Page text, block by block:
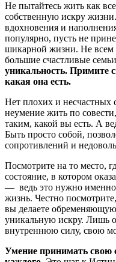
Не пытайтесь жить как
собственную искру
вдохновения и
популярно, пусть не
шикарной жизни. Не всем
большие счастливые
уникальность. Примите
какая она есть.
Нет плохих и несчастных
неумение жить по
таким, какой вы есть. А
Быть просто собой,
сопротивлений и
Посмотрите на то место,
состояние, в котором
— ведь это нужно именно
жизнь. Честно
вы делаете
уникальную искру. Лишь
внутреннюю силу, свою
Умение принимать свою